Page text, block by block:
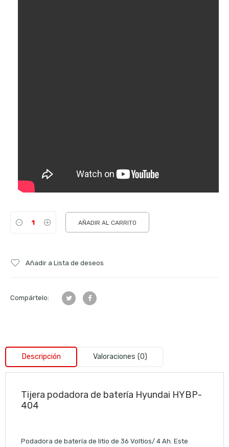
AÑADIR AL CARRITO
Añadir a Lista de deseos
Compártelo:
Descripción Valoraciones (0)
Tijera podadora de batería Hyundai HYBP-
404
Podadora de batería de litio de 36 Voltios/ 4 Ah. Este